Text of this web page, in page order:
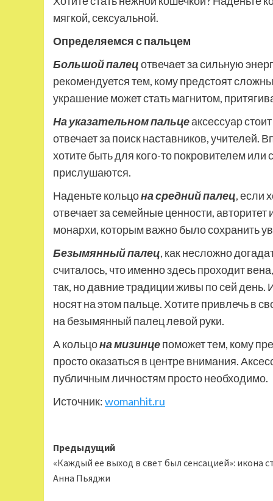
мягкой, сексуальной.
Определяемся с пальцем
Большой палецотвечает за сильную
рекомендуется тем, кому предстоят
украшение может стать магнитом,
На указательном пальцеаксессуар
отвечает за поиск наставников,
хотите быть для кого-то покровителем или
прислушаются.
Наденьте кольцона средний палец, если
отвечает за семейные ценности,
монархи, которым важно было сохранить
Безымянный палец, как несложно
считалось, что именно здесь проходит
так, но давние традиции живы по сей
носят на этом пальце. Хотите привлечь в
на безымянный палец левой руки.
А кольцона мизинцепоможет тем, кому
просто оказаться в центре внимания.
публичным личностям просто необходимо.
Источник:womanhit.ru
Навигация
записи
Предыдущий
«Каждый ее выход в свет был сенсацией»: икона
Анна Пьяджи